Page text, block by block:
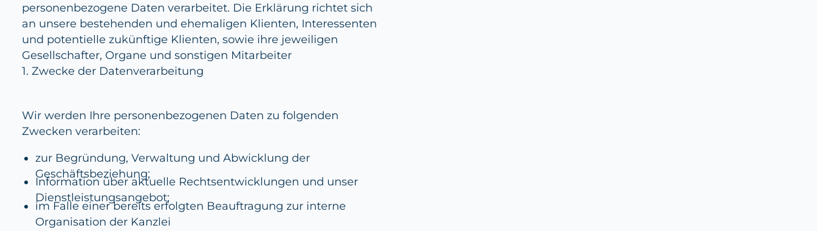
personenbezogene Daten verarbeitet. Die Erklärung richtet sich
an unsere bestehenden und ehemaligen Klienten, Interessenten
und potentielle zukünftige Klienten, sowie ihre jeweiligen
Gesellschafter, Organe und sonstigen Mitarbeiter
1. Zwecke der Datenverarbeitung
Wir werden Ihre personenbezogenen Daten zu folgenden
Zwecken verarbeiten:
zur Begründung, Verwaltung und Abwicklung der
Geschäftsbeziehung;
Information über aktuelle Rechtsentwicklungen und unser
Dienstleistungsangebot;
im Falle einer bereits erfolgten Beauftragung zur interne
Organisation der Kanzlei